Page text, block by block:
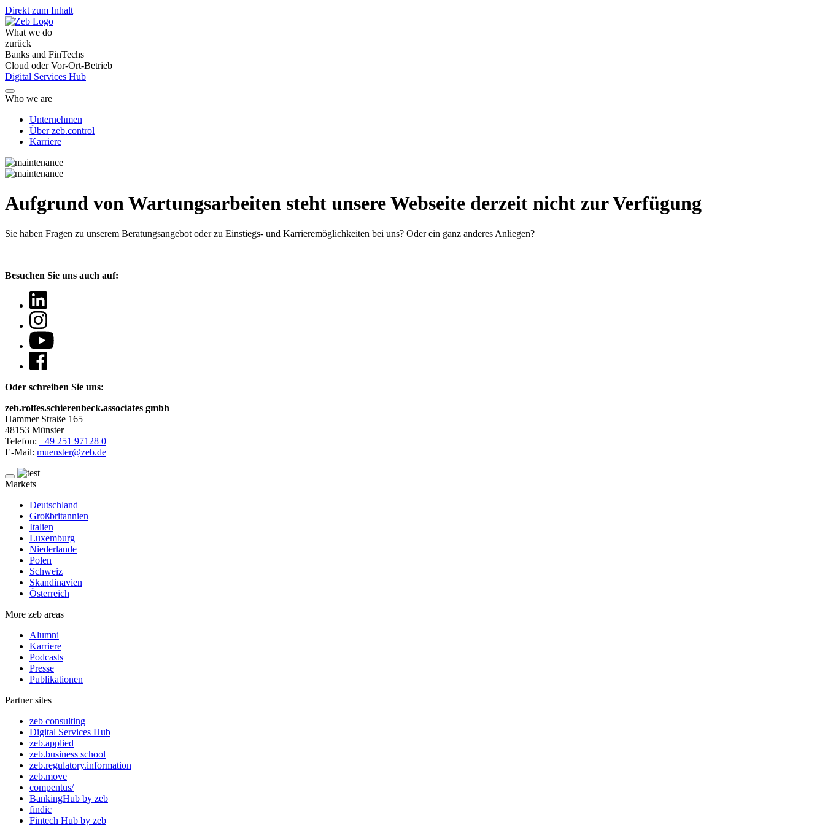
Direkt zum Inhalt
What we do
zurück
Banks and FinTechs
Cloud oder Vor-Ort-Betrieb
Digital Services Hub
Who we are
Unternehmen
Über zeb.control
Karriere
Aufgrund von Wartungsarbeiten steht unsere Webseite derzeit nicht zur Verfügung
Sie haben Fragen zu unserem Beratungsangebot oder zu Einstiegs- und Karrieremöglichkeiten bei uns? Oder ein ganz anderes Anliegen?
Besuchen Sie uns auch auf:
Oder schreiben Sie uns:
zeb.rolfes.schierenbeck.associates gmbh
Hammer Straße 165
48153 Münster
Telefon: +49 251 97128 0
E-Mail: muenster@zeb.de
Markets
Deutschland
Großbritannien
Italien
Luxemburg
Niederlande
Polen
Schweiz
Skandinavien
Österreich
More zeb areas
Alumni
Karriere
Podcasts
Presse
Publikationen
Partner sites
zeb consulting
Digital Services Hub
zeb.applied
zeb.business school
zeb.regulatory.information
zeb.move
compentus/
BankingHub by zeb
findic
Fintech Hub by zeb